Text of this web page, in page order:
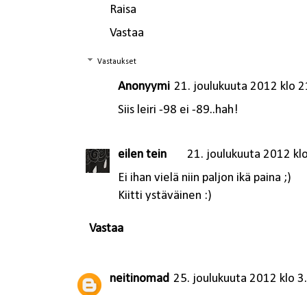
Raisa
Vastaa
Vastaukset
Anonyymi 21. joulukuuta 2012 klo
Siis leiri -98 ei -89..hah!
eilen tein
21. joulukuuta 2012
Ei ihan vielä niin paljon ikä paina ;)
Kiitti ystäväinen :)
Vastaa
neitinomad 25. joulukuuta 2012 klo